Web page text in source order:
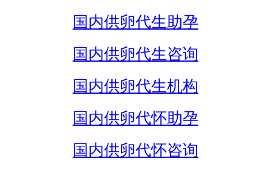
国内供卵代生助孕
国内供卵代生咨询
国内供卵代生机构
国内供卵代怀助孕
国内供卵代怀咨询